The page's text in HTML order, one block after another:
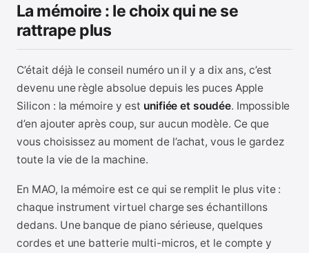
La mémoire : le choix qui ne se
rattrape plus
C’était déjà le conseil numéro un il y a dix ans, c’est
devenu une règle absolue depuis les puces Apple
Silicon : la mémoire y est unifiée et soudée. Impossible
d’en ajouter après coup, sur aucun modèle. Ce que
vous choisissez au moment de l’achat, vous le gardez
toute la vie de la machine.
En MAO, la mémoire est ce qui se remplit le plus vite :
chaque instrument virtuel charge ses échantillons
dedans. Une banque de piano sérieuse, quelques
cordes et une batterie multi-micros, et le compte y